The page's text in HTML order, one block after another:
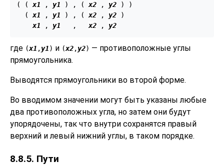
( ( x1 , y1 ) , ( x2 , y2 ) )
  (
x1 , y1 ) , ( x2 , y2 )
x1 , y1
   ,
x2 , y2
где (x1 ,y1) и (x2,y2) — противоположные углы
прямоугольника.
Выводятся прямоугольники во второй форме.
Во вводимом значении могут быть указаны любые
два противоположных угла, но затем они будут
упорядочены, так что внутри сохранятся правый
верхний и левый нижний углы, в таком порядке.
8.8.5. Пути